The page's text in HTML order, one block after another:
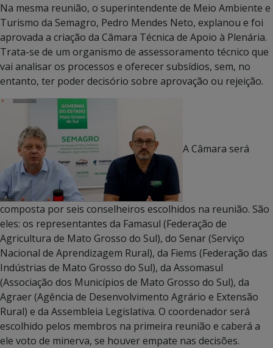
Na mesma reunião, o superintendente de Meio Ambiente e
Turismo da Semagro, Pedro Mendes Neto, explanou e foi
aprovada a criação da Câmara Técnica de Apoio à Plenária.
Trata-se de um organismo de assessoramento técnico que
vai analisar os processos e oferecer subsídios, sem, no
entanto, ter poder decisório sobre aprovação ou rejeição.
A Câmara será
composta por seis conselheiros escolhidos na reunião. São
eles: os representantes da Famasul (Federação de
Agricultura de Mato Grosso do Sul), do Senar (Serviço
Nacional de Aprendizagem Rural), da Fiems (Federação das
Indústrias de Mato Grosso do Sul), da Assomasul
(Associação dos Municípios de Mato Grosso do Sul), da
Agraer (Agência de Desenvolvimento Agrário e Extensão
Rural) e da Assembleia Legislativa. O coordenador será
escolhido pelos membros na primeira reunião e caberá a
ele voto de minerva, se houver empate nas decisões.